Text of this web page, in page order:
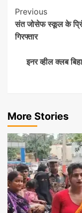
Post
Previous
संत जोसेफ स्कूल के
गिरफ्तार
इनर व्हील क्लब
More Stories